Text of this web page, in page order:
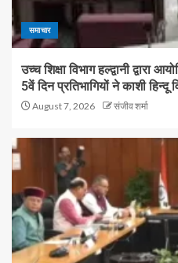
समाचार
उच्च शिक्षा विभाग हल्द्वानी द्वारा
5वें दिन प्रतिभागियों ने काशी हिन्दू
August 7, 2026 संजीव शर्मा